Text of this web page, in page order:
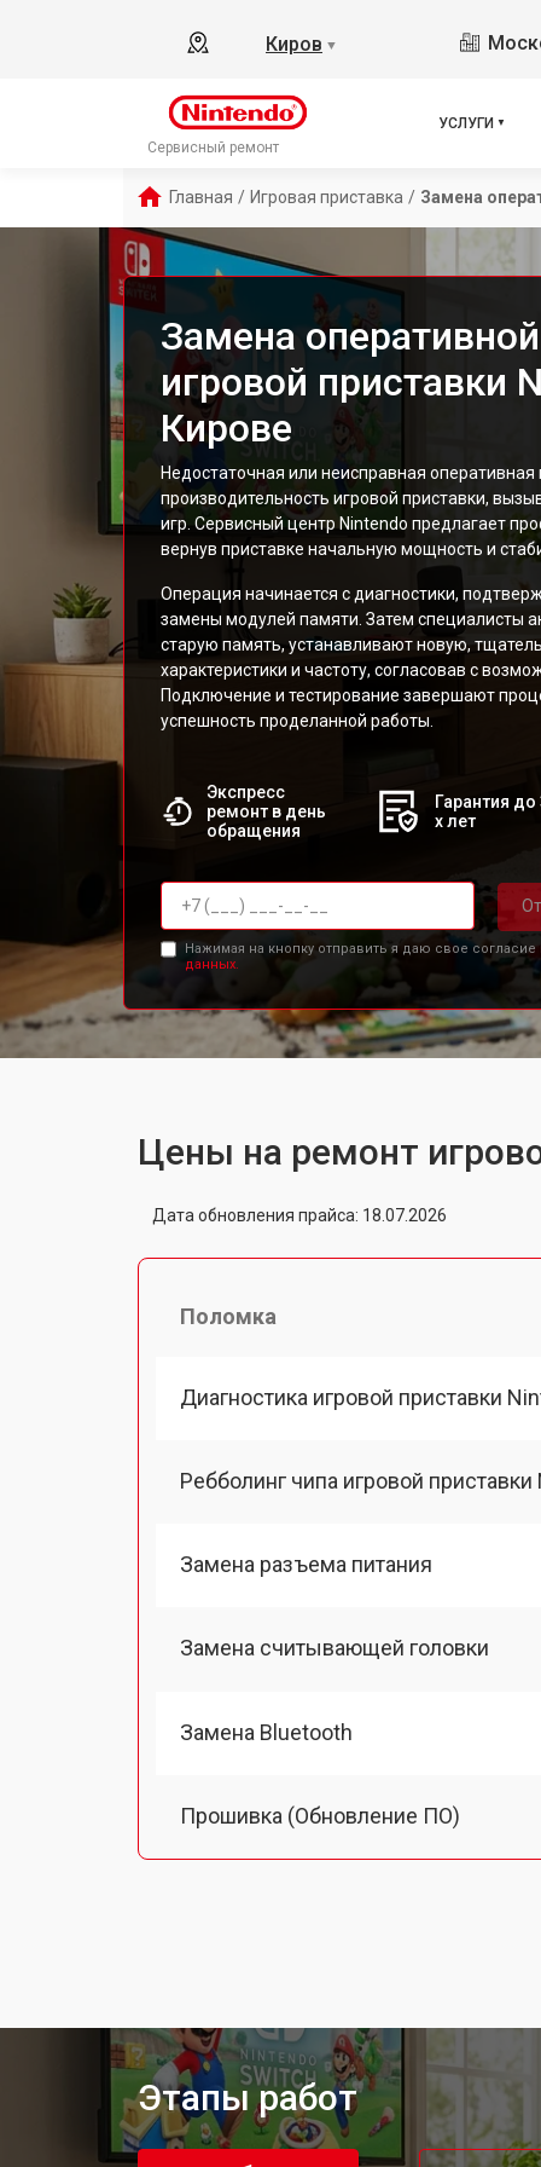
Киров ▼
Сервисный ремонт
УСЛУГИ
Главная / Игровая приставка / Замена
Замена
игровой приставки
Кирове
Недостаточная или неисправная
производительность игровой приставки,
игр. Сервисный центр Nintendo предлагает
вернув приставке начальную мощность и
Операция начинается с диагностики,
замены модулей памяти. Затем специалисты
старую память, устанавливают новую,
характеристики и частоту, согласовав с
Подключение и тестирование завершают
успешность проделанной работы.
Экспресс
ремонт в день
обращения
Гарантия до
х лет
Нажимая на кнопку отправить я даю свое согласие
данных.
Цены на ремонт
Дата обновления прайса: 18.07.2026
Поломка
Диагностика игровой приставки
Ребболинг чипа игровой
Замена разъема питания
Замена считывающей головки
Замена Bluetooth
Прошивка (Обновление ПО)
Замена процессора
Замена кулера игровой приставки
Этапы работ